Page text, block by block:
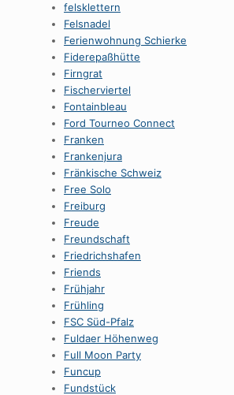
felsklettern
Felsnadel
Ferienwohnung Schierke
Fiderepaßhütte
Firngrat
Fischerviertel
Fontainbleau
Ford Tourneo Connect
Franken
Frankenjura
Fränkische Schweiz
Free Solo
Freiburg
Freude
Freundschaft
Friedrichshafen
Friends
Frühjahr
Frühling
FSC Süd-Pfalz
Fuldaer Höhenweg
Full Moon Party
Funcup
Fundstück